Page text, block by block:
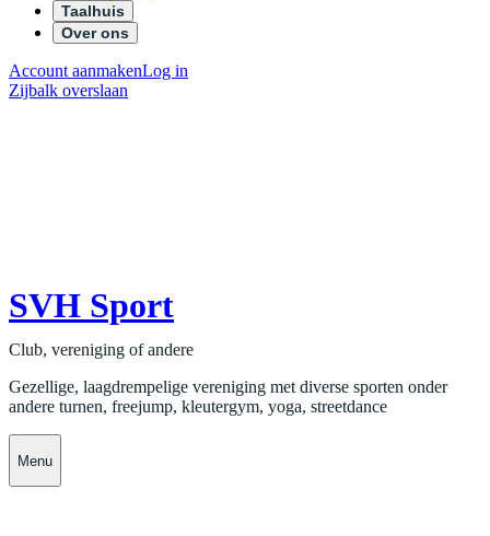
Taalhuis
Over ons
Account aanmakenLog in
Zijbalk overslaan
SVH Sport
Club, vereniging of andere
Gezellige, laagdrempelige vereniging met diverse sporten onder
andere turnen, freejump, kleutergym, yoga, streetdance
Menu